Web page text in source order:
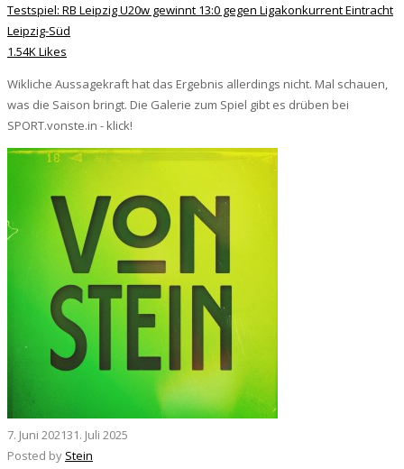
Testspiel: RB Leipzig U20w gewinnt 13:0 gegen Ligakonkurrent Eintracht
Leipzig-Süd
1.54K Likes
Wikliche Aussagekraft hat das Ergebnis allerdings nicht. Mal schauen,
was die Saison bringt. Die Galerie zum Spiel gibt es drüben bei
SPORT.vonste.in - klick!
7. Juni 202131. Juli 2025
Posted by Stein